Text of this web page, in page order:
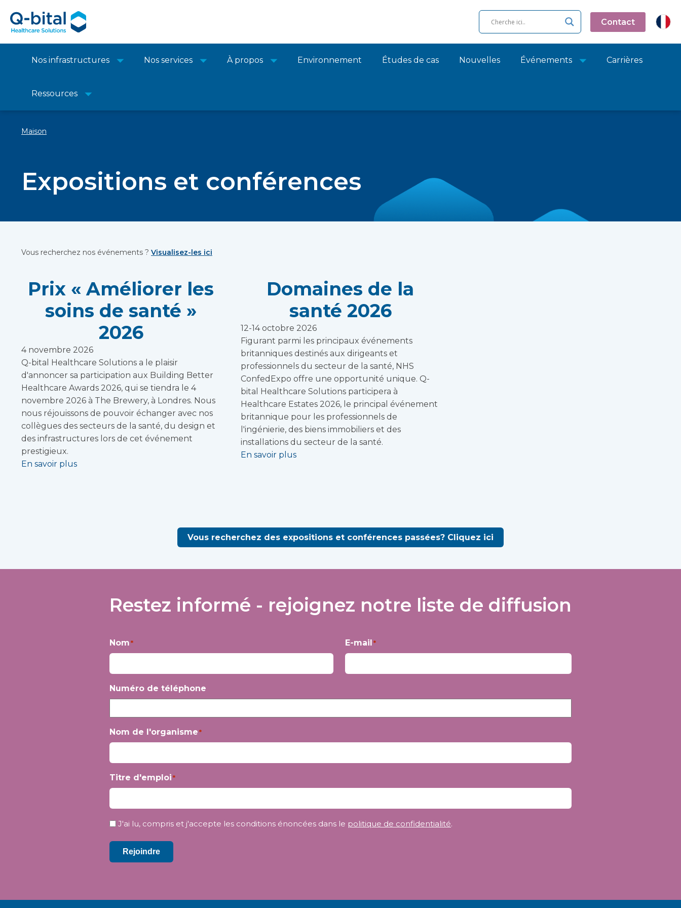
Contact
Nos infrastructures Nos services À propos Environnement Études de cas Nouvelles Événements Carrières
Ressources
Maison
Expositions et conférences
Vous recherchez nos événements ? Visualisez-les ici
Prix « Améliorer les
soins de santé »
2026
4 novembre 2026
Q-bital Healthcare Solutions a le plaisir
d'annoncer sa participation aux Building Better
Healthcare Awards 2026, qui se tiendra le 4
novembre 2026 à The Brewery, à Londres. Nous
nous réjouissons de pouvoir échanger avec nos
collègues des secteurs de la santé, du design et
des infrastructures lors de cet événement
prestigieux.
En savoir plus
Domaines de la
santé 2026
12-14 octobre 2026
Figurant parmi les principaux événements
britanniques destinés aux dirigeants et
professionnels du secteur de la santé, NHS
ConfedExpo offre une opportunité unique. Q-
bital Healthcare Solutions participera à
Healthcare Estates 2026, le principal événement
britannique pour les professionnels de
l'ingénierie, des biens immobiliers et des
installations du secteur de la santé.
En savoir plus
Vous recherchez des expositions et conférences passées? Cliquez ici
Restez informé - rejoignez notre liste de diffusion
Nom* E-mail*
Numéro de téléphone
Nom de l'organisme*
Titre d'emploi*
Confidentialité *
J'ai lu, compris et j'accepte les conditions énoncées dans le politique de confidentialité.
Rejoindre